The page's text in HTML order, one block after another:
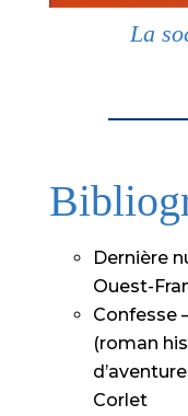
La
Dernière
Ouest-
Confesse
(roman
Corlet